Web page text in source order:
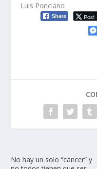
Luis Ponciano
Share Post
No hay un solo “cáncer” y